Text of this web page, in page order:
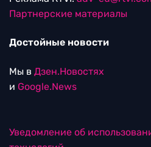
Партнерские материалы
Достойные новости
Мы в Дзен.Новостях
и Google.News
Уведомление об